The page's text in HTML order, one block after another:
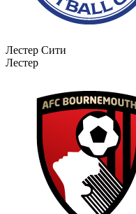
Лестер Сити
Лестер